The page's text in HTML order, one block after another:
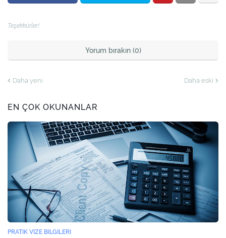
Teşekkürler!
Yorum bırakın (0)
Daha yeni Daha eski
EN ÇOK OKUNANLAR
PRATIK VIZE BILGILERI